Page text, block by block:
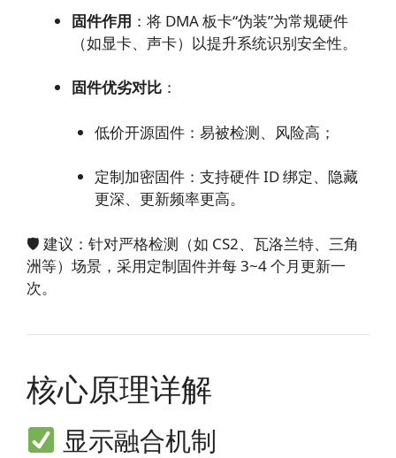
固件作用 ：将 DMA 板卡“伪装”为常规硬件
（如显卡、声卡）以提升系统识别安全性。
固件优劣对比 ：
低价开源固件：易被检测、风险高；
定制加密固件：支持硬件 ID 绑定、隐藏
更深、更新频率更高。
🛡 建议：针对严格检测（如 CS2、瓦洛兰特、三角
洲等）场景，采用定制固件并每 3~4 个月更新一
次。
核心原理详解
显示融合机制